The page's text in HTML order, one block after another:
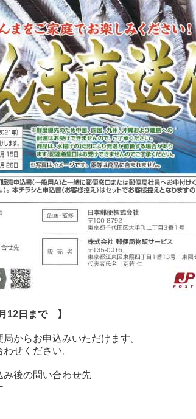
12日まで 】
からお申込みいただけます。
せください。
後の問い合わせ先